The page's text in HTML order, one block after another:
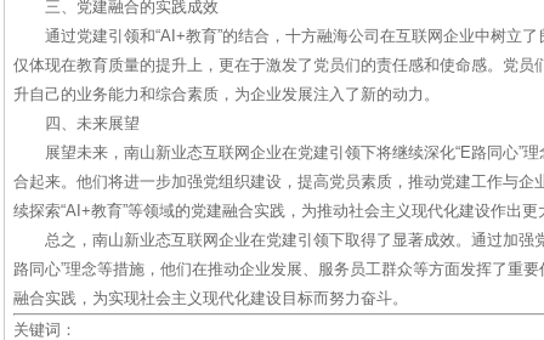
三、党建融合的实践成效
通过党建引领和“AI+教育”的结合，十方融海公司在互联网企业中树立
仅体现在教育质量的提升上，更在于激发了党员们的责任感和使命感。党员
升自己的业务能力和综合素质，为企业发展注入了新的动力。
四、未来展望
展望未来，南山新业态互联网企业在党建引领下将继续深化“E路同心”
合起来。他们将进一步加强党组织建设，提高党员素质，推动党建工作与企
续探索“AI+教育”等领域的党建融合实践，为推动社会主义现代化建设作出更
总之，南山新业态互联网企业在党建引领下取得了显著成效。通过加强
路同心”理念等措施，他们在推动企业发展、服务员工群众等方面发挥了重
融合实践，为实现社会主义现代化建设目标而努力奋斗。
关键词：